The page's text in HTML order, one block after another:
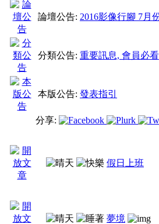
論壇公告: 2016影像行腳 7月
分類公告: 重要訊息, 會員必看
本版公告: 發表指引
分享:
假日上班
夢境